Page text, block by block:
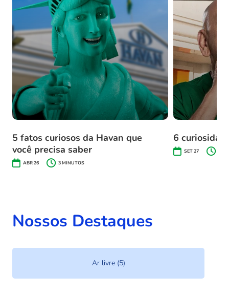
5 fatos curiosos da Havan que
você precisa saber
ABR 26 3MINUTOS
6
SET 27
Nossos Destaques
Brinquedos (2)